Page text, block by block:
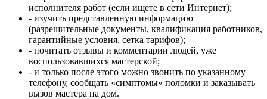
исполнителя работ (если ищете в сети Интернет);
- изучить представленную информацию
(разрешительные документы, квалификация работников,
гарантийные условия, сетка тарифов);
- почитать отзывы и комментарии людей, уже
воспользовавшихся мастерской;
- и только после этого можно звонить по указанному
телефону, сообщать «симптомы» поломки и заказывать
вызов мастера на дом.